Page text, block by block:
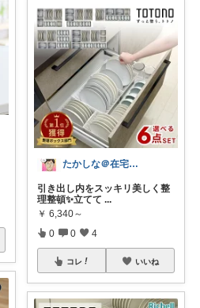
たかしな＠在宅ワーカー
引き出し内をスッキリ美しく整
理整頓✨立てて ...
￥ 6,340～
0 0 4
コレ いいね